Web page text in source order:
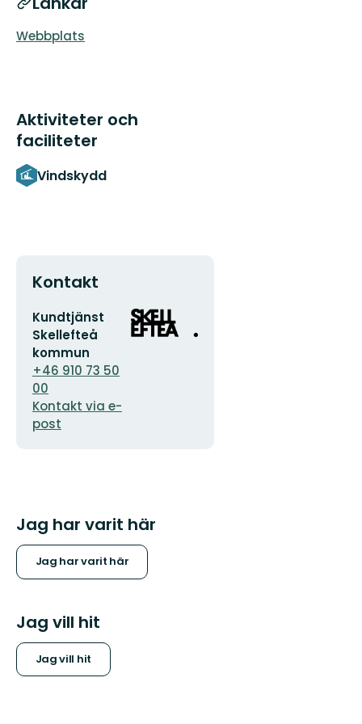
Webbplats
Aktiviteter och
faciliteter
Vindskydd
Kontakt
E-
postadress
Kundtjänst
Skellefteå
kommun
+46 910 73 50
00
Kontakt via e-
post
Organisationens
logotyp
Jag har varit här
Jag har varit här
Jag vill hit
Jag vill hit